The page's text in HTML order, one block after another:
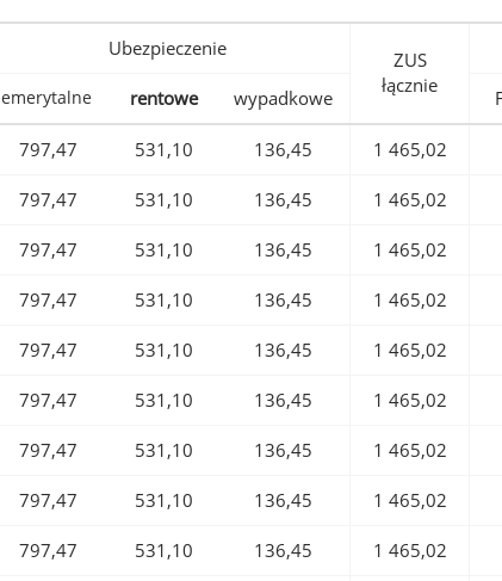
Ubezpieczenie
ZUS
łącznie
emerytalne rentowe wypadkowe
797,47 531,10 136,45 1 465,02
797,47 531,10 136,45 1 465,02
797,47 531,10 136,45 1 465,02
797,47 531,10 136,45 1 465,02
797,47 531,10 136,45 1 465,02
797,47 531,10 136,45 1 465,02
797,47 531,10 136,45 1 465,02
797,47 531,10 136,45 1 465,02
797,47 531,10 136,45 1 465,02